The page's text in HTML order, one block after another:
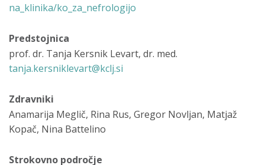
na_klinika/ko_za_nefrologijo
Predstojnica
prof. dr. Tanja Kersnik Levart, dr. med.
tanja.kersniklevart@kclj.si
Zdravniki
Anamarija Meglič, Rina Rus, Gregor Novljan, Matjaž
Kopač, Nina Battelino
Strokovno področje